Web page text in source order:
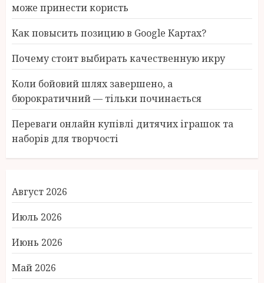
може принести користь
Как повысить позицию в Google Картах?
Почему стоит выбирать качественную икру
Коли бойовий шлях завершено, а
бюрократичний — тільки починається
Переваги онлайн купівлі дитячих іграшок та
наборів для творчості
Август 2026
Июль 2026
Июнь 2026
Май 2026